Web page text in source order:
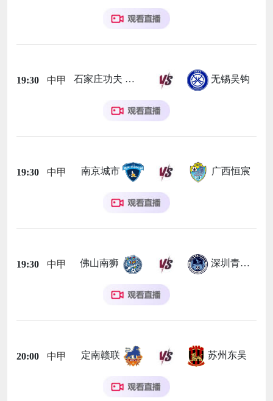
19:30 中甲 石家庄功夫 无锡吴钩
19:30 中甲 南京城市 广西恒宸
19:30 中甲 佛山南狮 深圳青年人
20:00 中甲 定南赣联 苏州东吴